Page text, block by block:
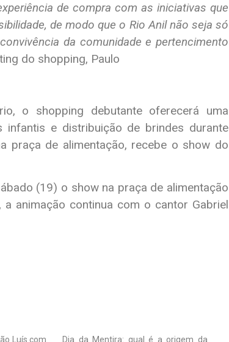
de compra com as iniciativas que
de modo que o Rio Anil não seja só
da comunidade e pertencimento
do shopping, Paulo
o shopping debutante oferecerá uma
infantis e distribuição de brindes durante
praça de alimentação, recebe o show do
(19) o show na praça de alimentação
animação continua com o cantor Gabriel
Luís com
Dia da Mentira: qual é a origem da